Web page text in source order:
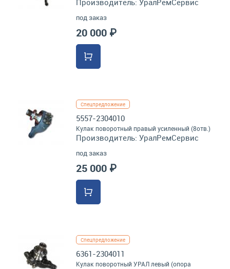
Производитель: УралРемСервис
под заказ
20 000 ₽
Спецпредложение
5557-2304010
Кулак поворотный правый усиленный (8отв.)
Производитель: УралРемСервис
под заказ
25 000 ₽
Спецпредложение
6361-2304011
Кулак поворотный УРАЛ левый (опора